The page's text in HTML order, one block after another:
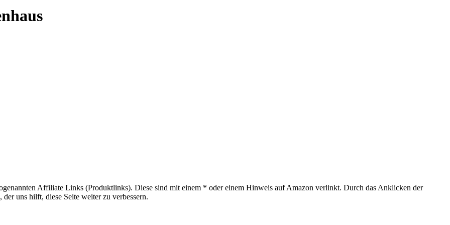
Affiliate Links (Produktlinks). Diese sind mit einem * oder einem Hinweis auf Amazon verlinkt. Durch das Anklicken der
uns hilft, diese Seite weiter zu verbessern.